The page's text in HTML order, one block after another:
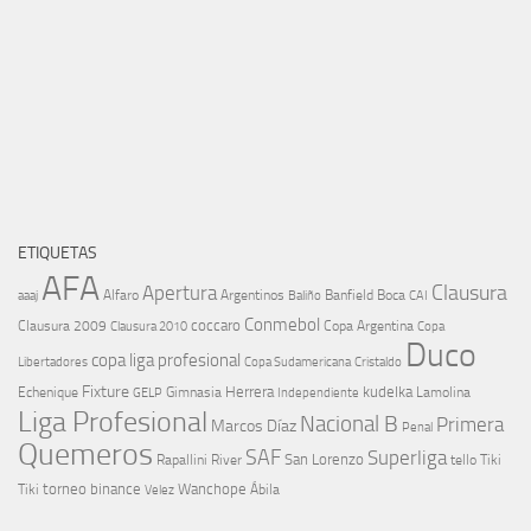
ETIQUETAS
aaaj AFA Alfaro Apertura Argentinos Baliño Banfield Boca CAI Clausura
Clausura 2009 Clausura 2010 coccaro Conmebol Copa Argentina Copa
Libertadores copa liga profesional Copa Sudamericana Cristaldo Duco
Echenique Fixture GELP Gimnasia Herrera Independiente kudelka Lamolina
Liga Profesional Marcos Díaz Nacional B Penal Primera
Quemeros Rapallini River SAF San Lorenzo Superliga tello Tiki
Tiki torneo binance Velez Wanchope Ábila